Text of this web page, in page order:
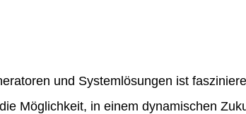
und Systemlösungen ist
Möglichkeit, in einem dynamischen